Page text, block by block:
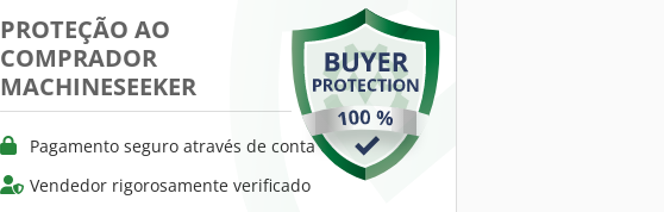
PROTEÇÃO AO
COMPRADOR
MACHINESEEKER
Pagamento seguro através de conta escrow
Vendedor rigorosamente verificado